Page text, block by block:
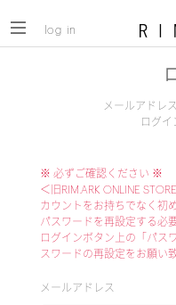
log in
メールアドレ
ログイ
※ 必ずご確認ください ※
＜旧RIM.ARK ONLINE
カウントをお持ちでなく初
パスワードを再設定する必
ログインボタン上の「パス
スワードの再設定をお願い
メールアドレス